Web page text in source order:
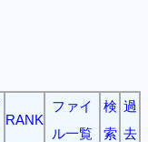
RANK
ファイ
ル一覧
検
索
過
去